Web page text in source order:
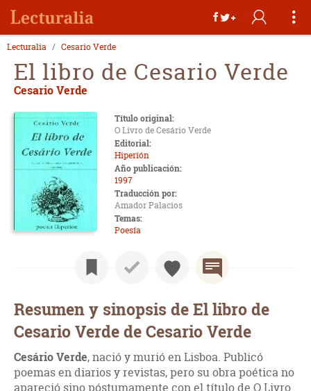
Lecturalia Cesario Verde
El libro de Cesario Verde
Cesario Verde
Título original:
O Livro de Cesário Verde
Editorial:
Hiperión
Año publicación:
1997
Traducción por:
Amador Palacios
Temas:
Poesía
Resumen y sinopsis de El libro de
Cesario Verde de Cesario Verde
Cesário Verde, nació y murió en Lisboa. Publicó
poemas en diarios y revistas, pero su obra poética no
apareció sino póstumamente con el título de O Livro